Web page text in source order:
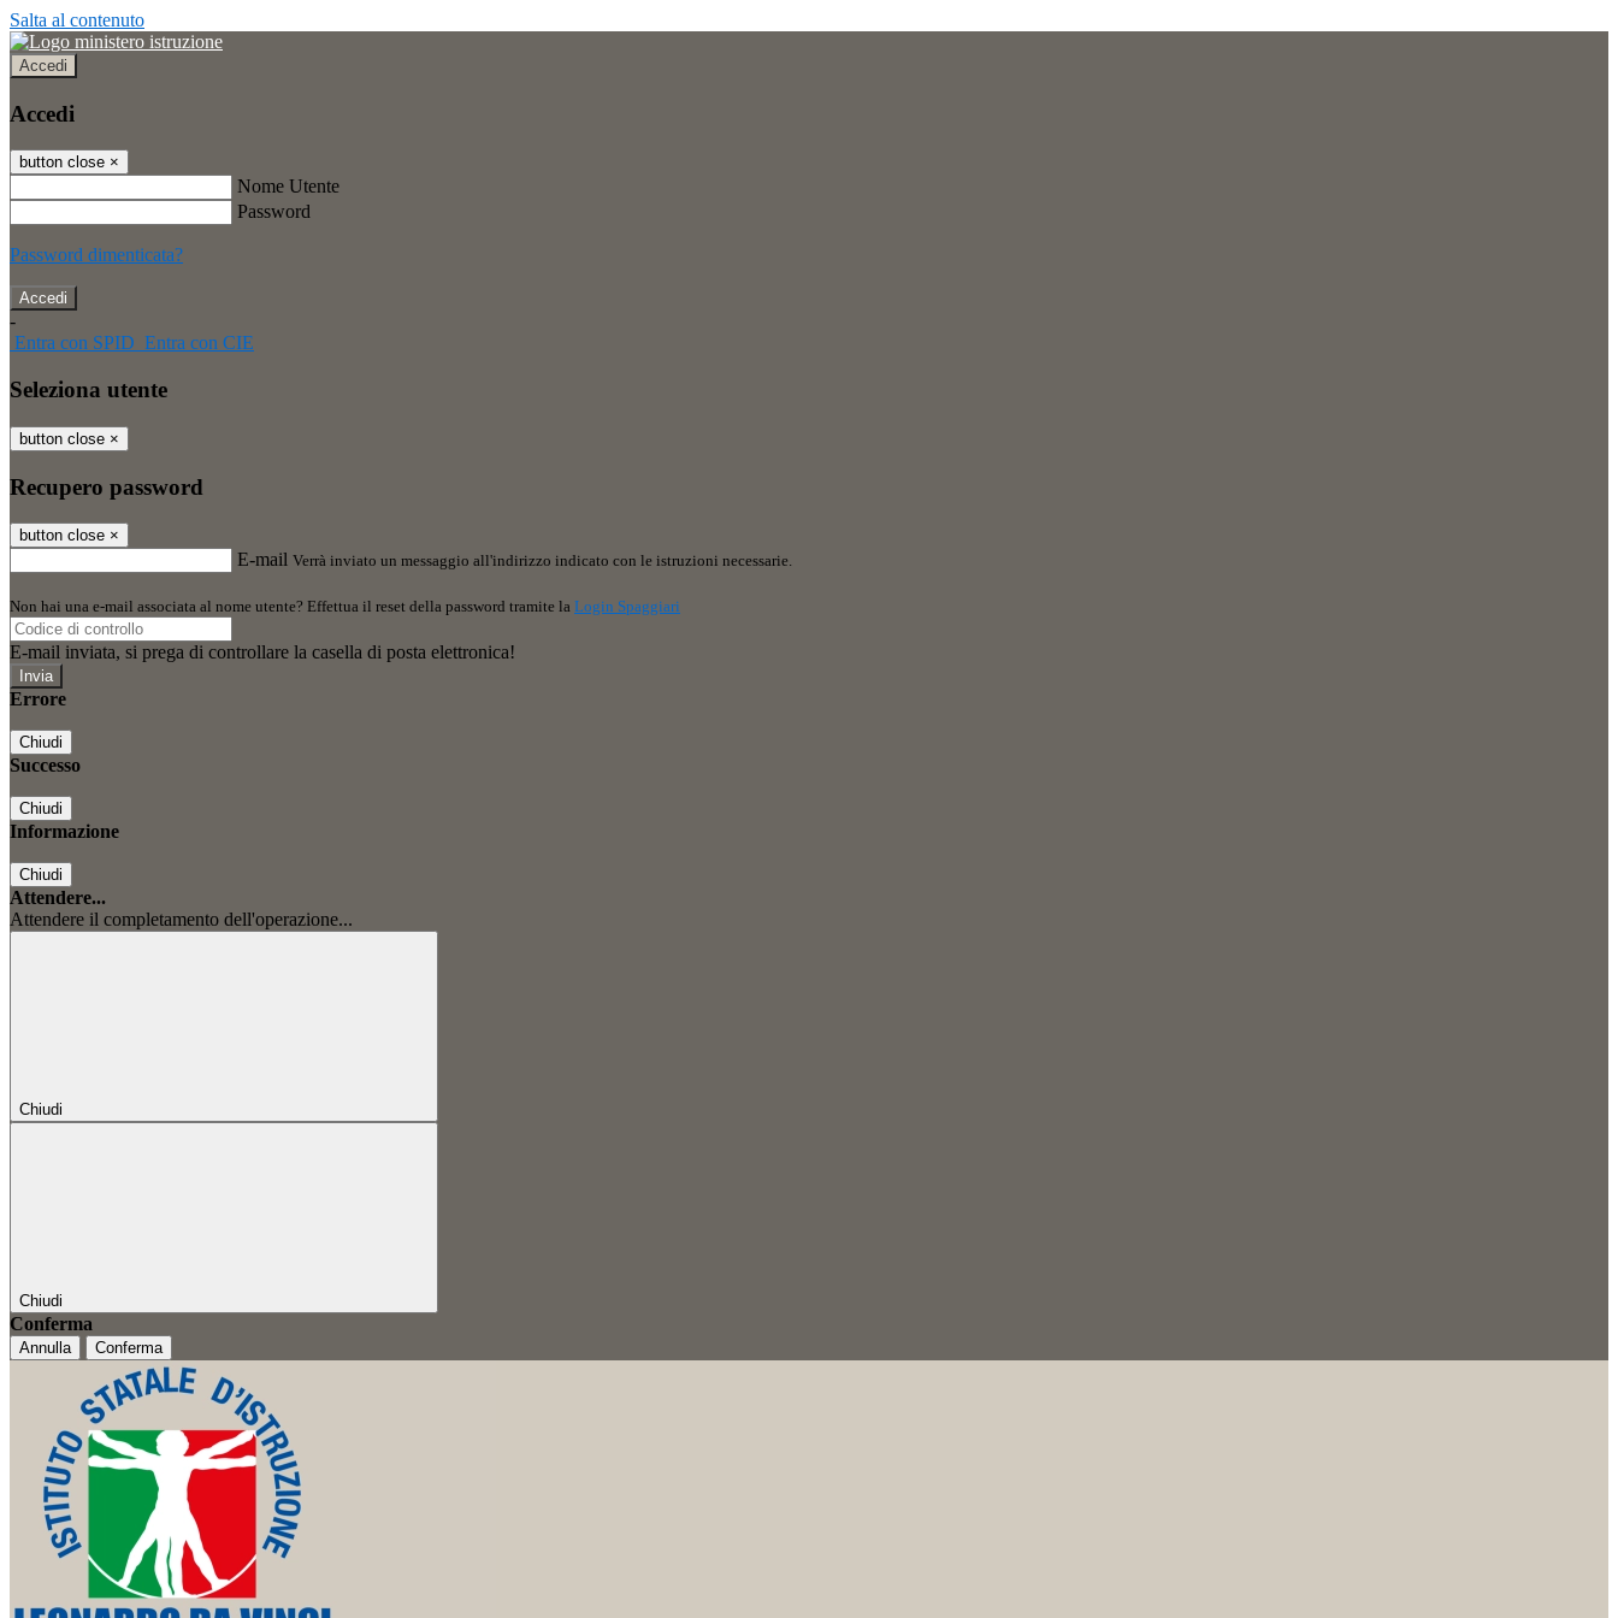
Salta al contenuto
Accedi
Accedi
button close ×
Nome Utente
Password
Password dimenticata?
-
Entra con SPID Entra con CIE
Seleziona utente
button close ×
Recupero password
button close ×
E-mail Verrà inviato un messaggio all'indirizzo indicato con le istruzioni necessarie.
Non hai una e-mail associata al nome utente? Effettua il reset della password tramite la Login Spaggiari
E-mail inviata, si prega di controllare la casella di posta elettronica!
Errore
Chiudi
Successo
Chiudi
Informazione
Chiudi
Attendere...
Attendere il completamento dell'operazione...
Chiudi
Chiudi
Conferma
Annulla Conferma